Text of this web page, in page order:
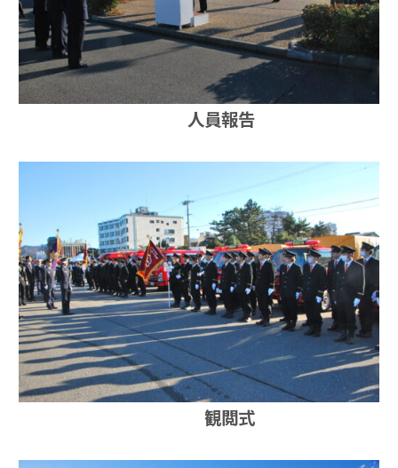
人員報告
観閲式